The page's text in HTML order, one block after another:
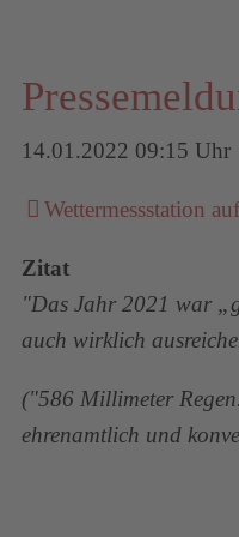
14.01.2022 09:15 Uhr
Wettermessstation
Zitat
"Das Jahr 2021 war
auch wirklich
("586 Millimeter
ehrenamtlich und